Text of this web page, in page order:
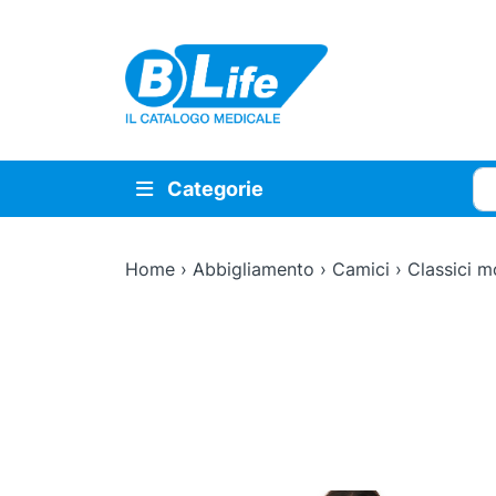
Vai al contenuto principale
Categorie
Home› Abbigliamento › Camici › Classici